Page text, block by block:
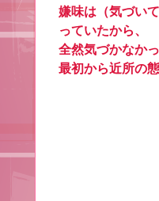
嫌味は（気づい
っていたから、
全然気づかなか
最初から近所の